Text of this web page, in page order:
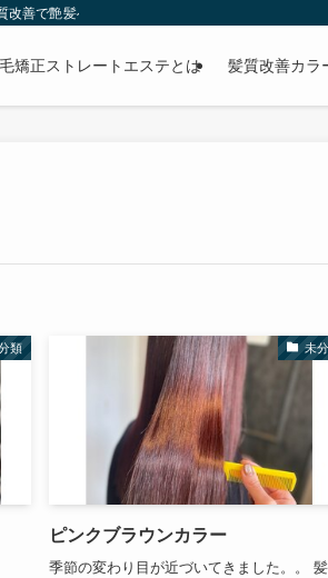
善で艶髪へ。
矯正ストレートエステとは 髪質改善カラ
類 未
ピンクブラウンカラー
季節の変わり目が近づいてきました。。